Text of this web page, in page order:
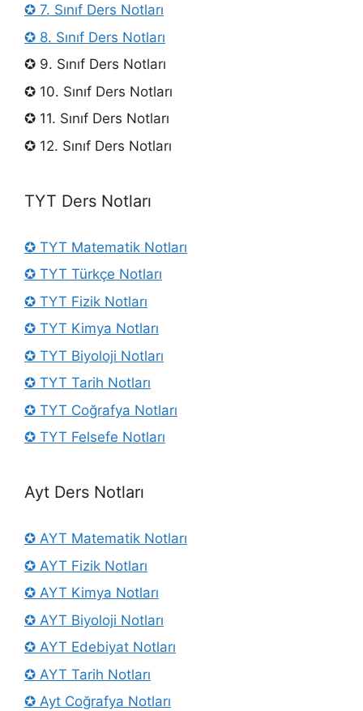
✪ 7. Sınıf Ders Notları
✪ 8. Sınıf Ders Notları
✪ 9. Sınıf Ders Notları
✪ 10. Sınıf Ders Notları
✪ 11. Sınıf Ders Notları
✪ 12. Sınıf Ders Notları
TYT Ders Notları
✪ TYT Matematik Notları
✪ TYT Türkçe Notları
✪ TYT Fizik Notları
✪ TYT Kimya Notları
✪ TYT Biyoloji Notları
✪ TYT Tarih Notları
✪ TYT Coğrafya Notları
✪ TYT Felsefe Notları
Ayt Ders Notları
✪ AYT Matematik Notları
✪ AYT Fizik Notları
✪ AYT Kimya Notları
✪ AYT Biyoloji Notları
✪ AYT Edebiyat Notları
✪ AYT Tarih Notları
✪ Ayt Coğrafya Notları